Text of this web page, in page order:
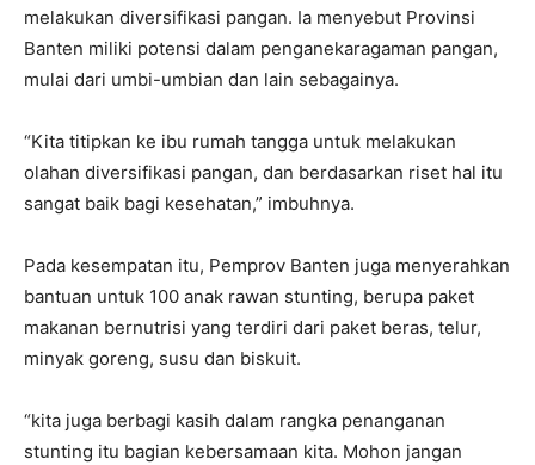
melakukan diversifikasi pangan. Ia menyebut Provinsi
Banten miliki potensi dalam penganekaragaman pangan,
mulai dari umbi-umbian dan lain sebagainya.
“Kita titipkan ke ibu rumah tangga untuk melakukan
olahan diversifikasi pangan, dan berdasarkan riset hal itu
sangat baik bagi kesehatan,” imbuhnya.
Pada kesempatan itu, Pemprov Banten juga menyerahkan
bantuan untuk 100 anak rawan stunting, berupa paket
makanan bernutrisi yang terdiri dari paket beras, telur,
minyak goreng, susu dan biskuit.
“kita juga berbagi kasih dalam rangka penanganan
stunting itu bagian kebersamaan kita. Mohon jangan